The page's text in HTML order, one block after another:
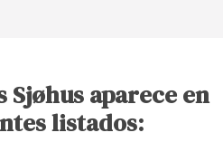
Sjøhus aparece en
listados: